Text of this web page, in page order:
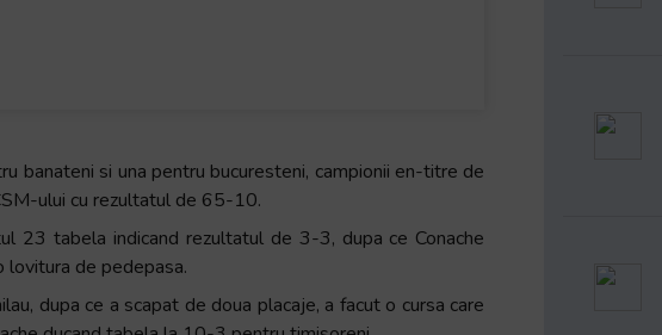
banateni si una pentru bucuresteni, campionii en-titre de
ului cu rezultatul de 65-10.
23 tabela indicand rezultatul de 3-3, dupa ce Conache
lovitura de pedepasa.
dupa ce a scapat de doua placaje, a facut o cursa care